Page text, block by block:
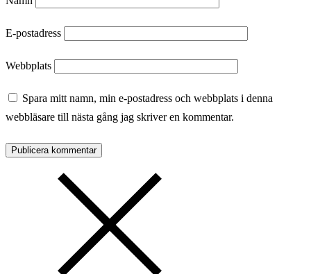
E-postadress
Webbplats
Spara mitt namn, min e-postadress och webbplats i denna
webbläsare till nästa gång jag skriver en kommentar.